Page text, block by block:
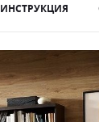
ИНСТРУКЦИЯ